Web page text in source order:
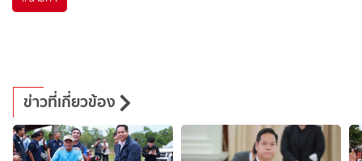
ข่าวที่เกี่ยวข้อง